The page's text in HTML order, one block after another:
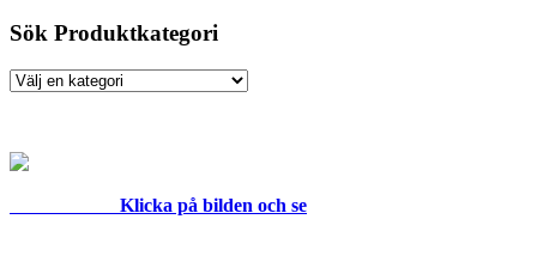
Sök Produktkategori
Klicka på bilden och se